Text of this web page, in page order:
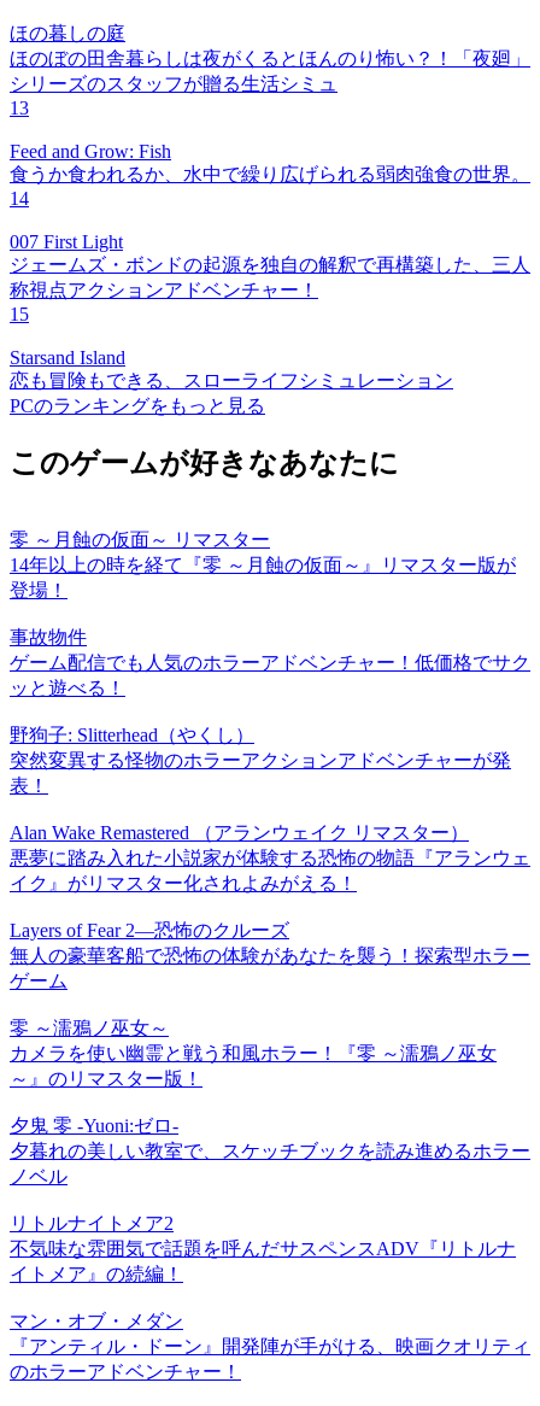
ほの暮しの庭
ほのぼの田舎暮らしは夜がくるとほんのり怖い？！「夜廻」
シリーズのスタッフが贈る生活シミュ
13
Feed and Grow: Fish
食うか食われるか、水中で繰り広げられる弱肉強食の世界。
14
007 First Light
ジェームズ・ボンドの起源を独自の解釈で再構築した、三人
称視点アクションアドベンチャー！
15
Starsand Island
恋も冒険もできる、スローライフシミュレーション
PCのランキングをもっと見る
このゲームが好きなあなたに
零 ～月蝕の仮面～ リマスター
14年以上の時を経て『零 ～月蝕の仮面～』リマスター版が
登場！
事故物件
ゲーム配信でも人気のホラーアドベンチャー！低価格でサク
ッと遊べる！
野狗子: Slitterhead（やくし）
突然変異する怪物のホラーアクションアドベンチャーが発
表！
Alan Wake Remastered （アランウェイク リマスター）
悪夢に踏み入れた小説家が体験する恐怖の物語『アランウェ
イク』がリマスター化されよみがえる！
Layers of Fear 2―恐怖のクルーズ
無人の豪華客船で恐怖の体験があなたを襲う！探索型ホラー
ゲーム
零 ～濡鴉ノ巫女～
カメラを使い幽霊と戦う和風ホラー！『零 ～濡鴉ノ巫女
～』のリマスター版！
夕鬼 零 -Yuoni:ゼロ-
夕暮れの美しい教室で、スケッチブックを読み進めるホラー
ノベル
リトルナイトメア2
不気味な雰囲気で話題を呼んだサスペンスADV『リトルナ
イトメア』の続編！
マン・オブ・メダン
『アンティル・ドーン』開発陣が手がける、映画クオリティ
のホラーアドベンチャー！